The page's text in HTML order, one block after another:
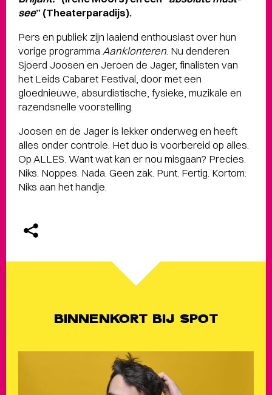
see” (Theaterparadijs).
Pers en publiek zijn laaiend enthousiast over hun
vorige programma Aanklonteren . Nu denderen
Sjoerd Joosen en Jeroen de Jager, finalisten van
het Leids Cabaret Festival, door met een
gloednieuwe, absurdistische, fysieke, muzikale en
razendsnelle voorstelling.
Joosen en de Jager is lekker onderweg en heeft
alles onder controle. Het duo is voorbereid op alles.
Op ALLES. Want wat kan er nou misgaan? Precies.
Niks. Noppes. Nada. Geen zak. Punt. Fertig. Kortom:
Niks aan het handje.
BINNENKORT BIJ SPOT